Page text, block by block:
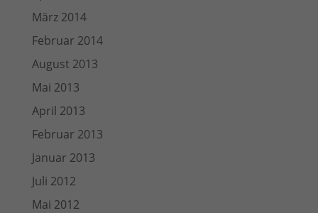
März 2014
Februar 2014
August 2013
Mai 2013
April 2013
Februar 2013
Januar 2013
Juli 2012
Mai 2012